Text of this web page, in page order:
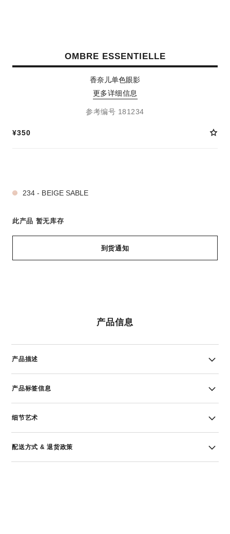
OMBRE ESSENTIELLE
香奈儿单色眼影
更多详细信息
参考编号 181234
¥350
234 - BEIGE SABLE
此产品 暂无库存
到货通知
产品信息
产品描述
产品标签信息
细节艺术
配送方式 & 退货政策